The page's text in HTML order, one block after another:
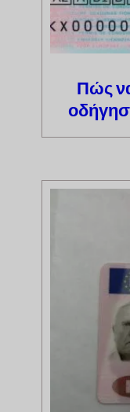
Πώς